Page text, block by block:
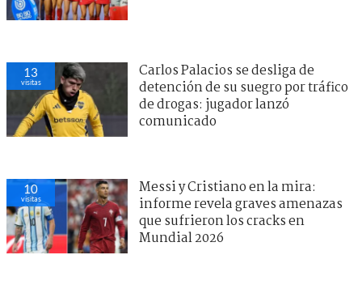
13
visitas
Carlos Palacios se desliga de
detención de su suegro por tráfico
de drogas: jugador lanzó
comunicado
10
visitas
Messi y Cristiano en la mira:
informe revela graves amenazas
que sufrieron los cracks en
Mundial 2026